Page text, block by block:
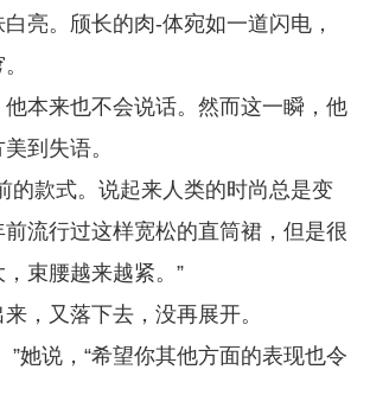
亮。颀长的肉-体宛如一道闪电，
本来也不会说话。然而这一瞬，他
到失语。
的款式。说起来人类的时尚总是变
流行过这样宽松的直筒裙，但是很
束腰越来越紧。”
，又落下去，没再展开。
”她说，“希望你其他方面的表现也令